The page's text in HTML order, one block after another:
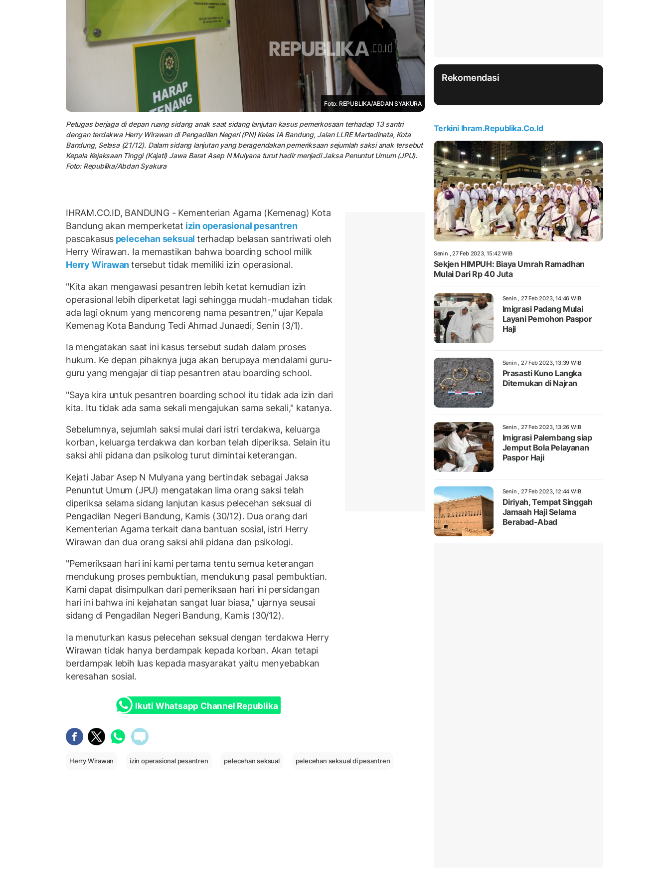
Foto: REPUBLIKA/ABDAN SYAKURA
Petugas berjaga di depan ruang sidang anak saat sidang lanjutan kasus pemerkosaan terhadap 13 santri
dengan terdakwa Herry Wirawan di Pengadilan Negeri (PN) Kelas IA Bandung, Jalan LLRE Martadinata, Kota
Bandung, Selasa (21/12). Dalam sidang lanjutan yang beragendakan pemeriksaan sejumlah saksi anak tersebut
Kepala Kejaksaan Tinggi (Kajati) Jawa Barat Asep N Mulyana turut hadir menjadi Jaksa Penuntut Umum (JPU).
Foto: Republika/Abdan Syakura
IHRAM.CO.ID, BANDUNG - Kementerian Agama (Kemenag) Kota
Bandung akan memperketat izin operasional pesantren
pascakasuspelecehan seksual terhadap belasan santriwati oleh
Herry Wirawan. Ia memastikan bahwa boarding school milik
Herry Wirawantersebut tidak memiliki izin operasional.
"Kita akan mengawasi pesantren lebih ketat kemudian izin
operasional lebih diperketat lagi sehingga mudah-mudahan tidak
ada lagi oknum yang mencoreng nama pesantren," ujar Kepala
Kemenag Kota Bandung Tedi Ahmad Junaedi, Senin (3/1).
Ia mengatakan saat ini kasus tersebut sudah dalam proses
hukum. Ke depan pihaknya juga akan berupaya mendalami guru-
guru yang mengajar di tiap pesantren atau boarding school.
"Saya kira untuk pesantren boarding school itu tidak ada izin dari
kita. Itu tidak ada sama sekali mengajukan sama sekali," katanya.
Sebelumnya, sejumlah saksi mulai dari istri terdakwa, keluarga
korban, keluarga terdakwa dan korban telah diperiksa. Selain itu
saksi ahli pidana dan psikolog turut dimintai keterangan.
Kejati Jabar Asep N Mulyana yang bertindak sebagai Jaksa
Penuntut Umum (JPU) mengatakan lima orang saksi telah
diperiksa selama sidang lanjutan kasus pelecehan seksual di
Pengadilan Negeri Bandung, Kamis (30/12). Dua orang dari
Kementerian Agama terkait dana bantuan sosial, istri Herry
Wirawan dan dua orang saksi ahli pidana dan psikologi.
"Pemeriksaan hari ini kami pertama tentu semua keterangan
mendukung proses pembuktian, mendukung pasal pembuktian.
Kami dapat disimpulkan dari pemeriksaan hari ini persidangan
hari ini bahwa ini kejahatan sangat luar biasa," ujarnya seusai
sidang di Pengadilan Negeri Bandung, Kamis (30/12).
Ia menuturkan kasus pelecehan seksual dengan terdakwa Herry
Wirawan tidak hanya berdampak kepada korban. Akan tetapi
berdampak lebih luas kepada masyarakat yaitu menyebabkan
keresahan sosial.
Ikuti Whatsapp Channel Republika
Herry Wirawan izin operasional pesantren pelecehan seksual pelecehan seksual di pesantren
Rekomendasi
Terkini Ihram.republika.co.id
Senin , 27 Feb 2023, 15:42 WIB
Sekjen HIMPUH: Biaya Umrah Ramadhan
Mulai Dari Rp 40 Juta
Senin , 27 Feb 2023, 14:46 WIB
Imigrasi Padang Mulai
Layani Pemohon Paspor
Haji
Senin , 27 Feb 2023, 13:39 WIB
Prasasti Kuno Langka
Ditemukan di Najran
Senin , 27 Feb 2023, 13:26 WIB
Imigrasi Palembang siap
Jemput Bola Pelayanan
Paspor Haji
Senin , 27 Feb 2023, 12:44 WIB
Diriyah, Tempat Singgah
Jamaah Haji Selama
Berabad-Abad